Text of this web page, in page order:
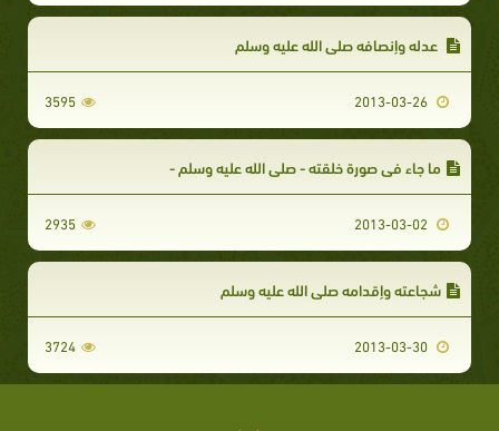
عدله وإنصافه صلى الله عليه وسلم
3595
ما جاء في صورة خلقته - صلى الله عليه وسلم -
2935
شجاعته وإقدامه صلى الله عليه وسلم
3724